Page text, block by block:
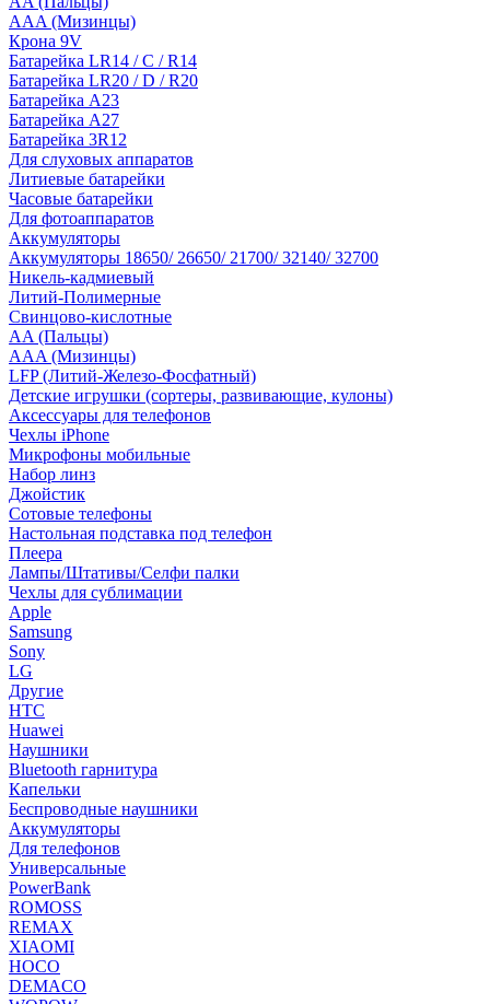
AAA (Мизинцы)
Крона 9V
Батарейка LR14 / C / R14
Батарейка LR20 / D / R20
Батарейка A23
Батарейка A27
Батарейка 3R12
Для слуховых аппаратов
Литиевые батарейки
Часовые батарейки
Для фотоаппаратов
Аккумуляторы
Аккумуляторы 18650/ 26650/ 21700/ 32140/ 32700
Никель-кадмиевый
Литий-Полимерные
Свинцово-кислотные
AA (Пальцы)
AAA (Мизинцы)
LFP (Литий-Железо-Фосфатный)
Детские игрушки (сортеры, развивающие, кулоны)
Аксессуары для телефонов
Чехлы iPhone
Микрофоны мобильные
Набор линз
Джойстик
Сотовые телефоны
Настольная подставка под телефон
Плеера
Лампы/Штативы/Селфи палки
Чехлы для сублимации
Apple
Samsung
Sony
LG
Другие
HTC
Huawei
Наушники
Bluetooth гарнитура
Капельки
Беспроводные наушники
Аккумуляторы
Для телефонов
Универсальные
PowerBank
ROMOSS
REMAX
XIAOMI
HOCO
DEMACO